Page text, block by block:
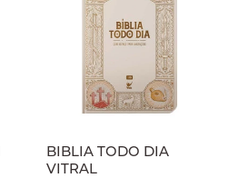
BIBLIA TODO DIA
VITRAL